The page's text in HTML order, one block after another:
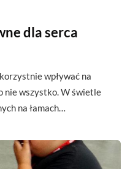
dla serca
wpływać na
nie wszystko. W świetle
na łamach…